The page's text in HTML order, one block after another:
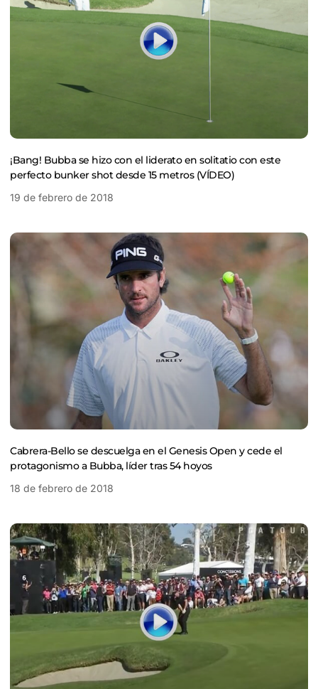
¡Bang! Bubba se hizo con el liderato en solitatio con este
perfecto bunker shot desde 15 metros (VÍDEO)
19 de febrero de 2018
Cabrera-Bello se descuelga en el Genesis Open y cede el
protagonismo a Bubba, líder tras 54 hoyos
18 de febrero de 2018